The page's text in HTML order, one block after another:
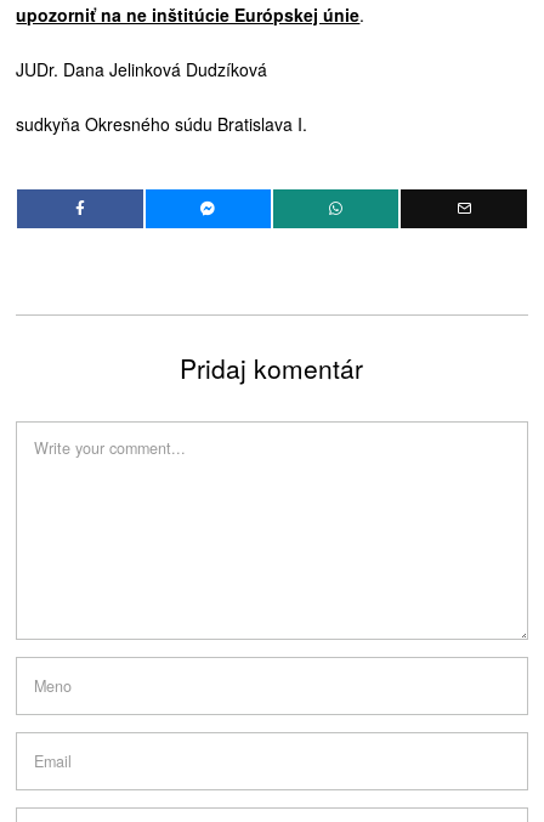
upozorniť na ne inštitúcie Európskej únie.
JUDr. Dana Jelinková Dudzíková
sudkyňa Okresného súdu Bratislava I.
Pridaj komentár